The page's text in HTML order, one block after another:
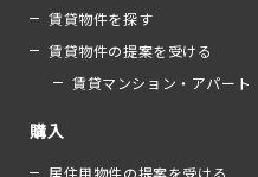
賃貸物件を探す
賃貸物件の提案を受ける
賃貸マンション・アパート
購入
居住用物件の提案を受ける